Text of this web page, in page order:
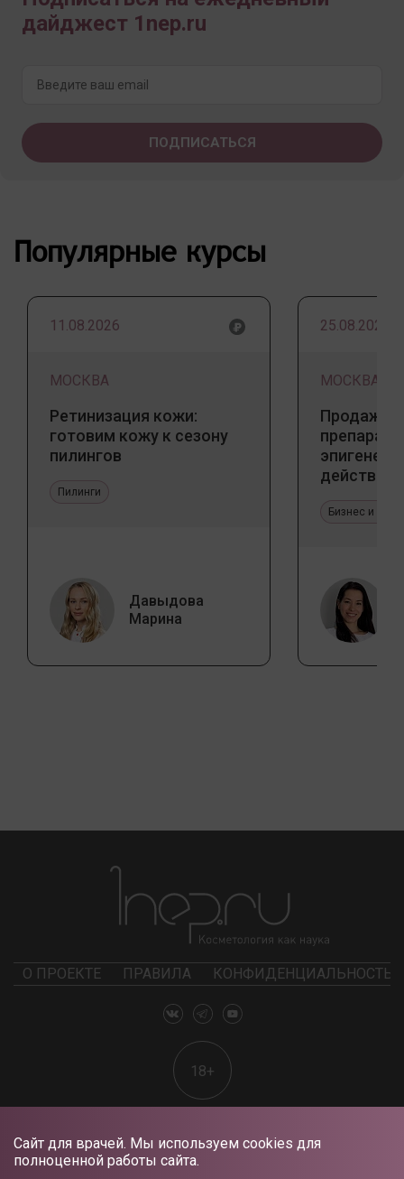
Сайт для врачей. Мы используем cookies для
полноценной работы сайта.
дайджест 1nep.ru
Популярные курсы
11.08.2026
МОСКВА
Ретинизация кожи:
готовим кожу к сезону
пилингов
Пилинги
Давыдова
Марина
25.08.2026
МОСКВА
Продажа
действия
Бизнес и
О ПРОЕКТЕ ПРАВИЛА КОНФИДЕНЦИАЛЬНОСТЬ
18+